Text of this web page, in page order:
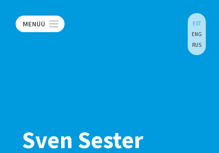
MENÜÜ
EST
ENG
RUS
Sven Sester